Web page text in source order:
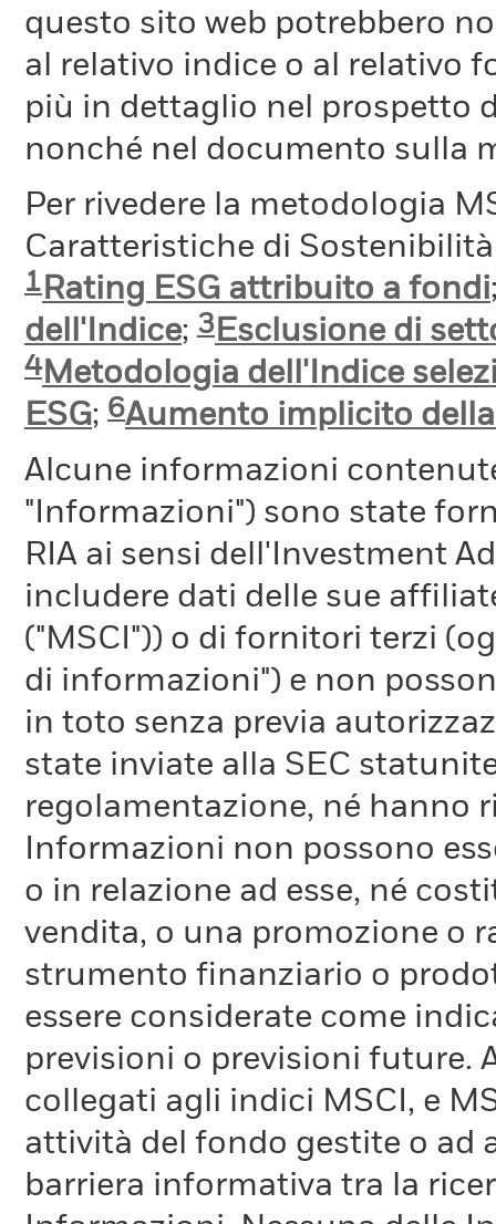
questo sito web potrebbero
al relativo indice o al relativo
più in dettaglio nel prospetto
nonché nel documento sulla
Per rivedere la metodologia
Caratteristiche di
1Rating ESG attribuito a fondi
dell'Indice; 3Esclusione di
4Metodologia dell'Indice
ESG; 6Aumento implicito
Alcune informazioni
"Informazioni") sono state
RIA ai sensi dell'Investment
includere dati delle sue
("MSCI")) o di fornitori terzi
di informazioni") e non
in toto senza previa
state inviate alla SEC
regolamentazione, né hanno
Informazioni non possono
o in relazione ad esse, né
vendita, o una promozione o
strumento finanziario o
essere considerate come
previsioni o previsioni future.
collegati agli indici MSCI, e
attività del fondo gestite o ad
barriera informativa tra la